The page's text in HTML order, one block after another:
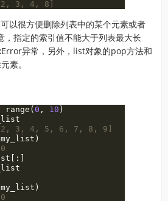
以很方便删除列表中的某个元素或者
，指定的索引值不能大于列表最大长
异常，另外，list对象的pop方法和
素。
range ( 0 , 10 )
my_list )
[:]
my_list )